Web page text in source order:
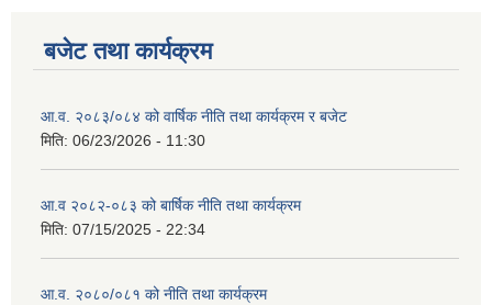
बजेट तथा कार्यक्रम
आ.व. २०८३/०८४ को वार्षिक नीति तथा कार्यक्रम र बजेट
मिति: 06/23/2026 - 11:30
आ.व २०८२-०८३ को बार्षिक नीति तथा कार्यक्रम
मिति: 07/15/2025 - 22:34
आ.व. २०८०/०८१ को नीति तथा कार्यक्रम